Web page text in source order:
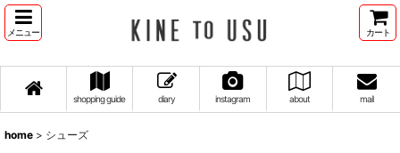
メニュー カート
shopping guide diary instagram about mail
home > シューズ